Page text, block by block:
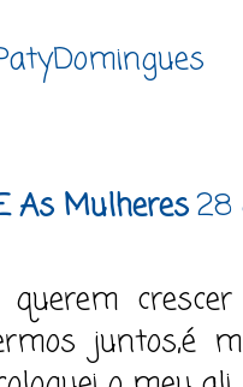
As Mulheres28
querem
juntos,é